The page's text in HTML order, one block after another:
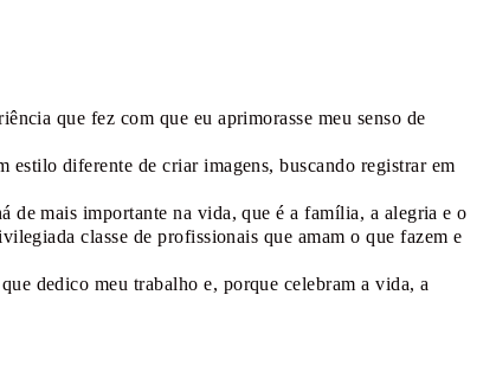
que fez com que eu aprimorasse meu senso de
estilo diferente de criar imagens, buscando registrar em
de mais importante na vida, que é a família, a alegria e o
classe de profissionais que amam o que fazem e
dedico meu trabalho e, porque celebram a vida, a